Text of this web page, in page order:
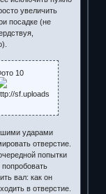
увеличить
посадке (не
10
ударами
отверстие.
попытки
вал: как он
в отверстие.